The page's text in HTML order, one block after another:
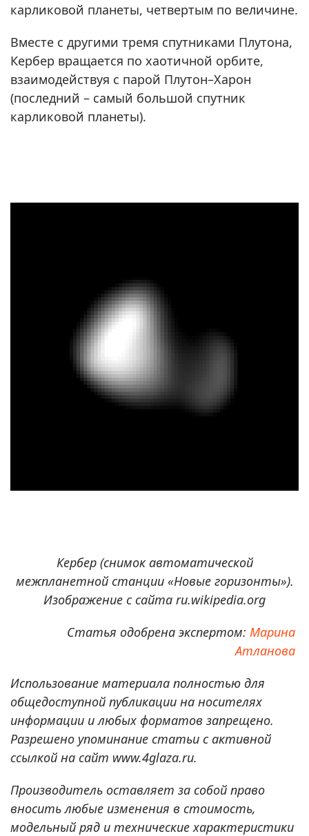
карликовой планеты, четвертым по величине.
Вместе с другими тремя спутниками Плутона,
Кербер вращается по хаотичной орбите,
взаимодействуя с парой Плутон–Харон
(последний – самый большой спутник
карликовой планеты).
Кербер (снимок автоматической
межпланетной станции «Новые горизонты»).
Изображение с сайта ru.wikipedia.org
Статья одобрена экспертом: Марина
Атланова
Использование материала полностью для
общедоступной публикации на носителях
информации и любых форматов запрещено.
Разрешено упоминание статьи с активной
ссылкой на сайт www.4glaza.ru.
Производитель оставляет за собой право
вносить любые изменения в стоимость,
модельный ряд и технические характеристики